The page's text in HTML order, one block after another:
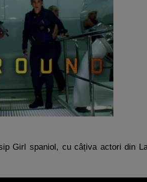
Girl spaniol, cu câțiva actori din